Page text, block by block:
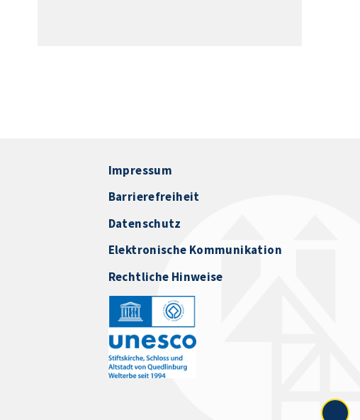
Impressum
Barrierefreiheit
Datenschutz
Elektronische Kommunikation
Rechtliche Hinweise